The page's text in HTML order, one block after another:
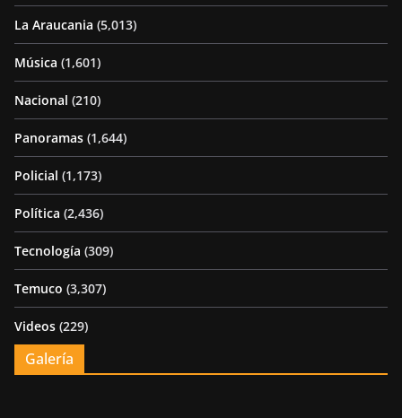
La Araucania (5,013)
Música (1,601)
Nacional (210)
Panoramas (1,644)
Policial (1,173)
Política (2,436)
Tecnología (309)
Temuco (3,307)
Videos (229)
Galería